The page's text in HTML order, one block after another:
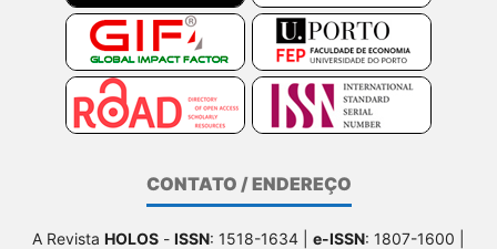
CONTATO / ENDEREÇO
A Revista HOLOS - ISSN: 1518-1634 | e-ISSN: 1807-1600 |